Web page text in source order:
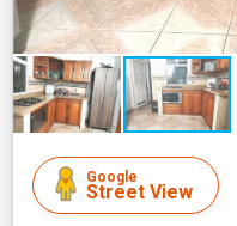
Google
Street View